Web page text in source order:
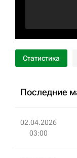
Статистика
Последние
02.04.2026
03:00